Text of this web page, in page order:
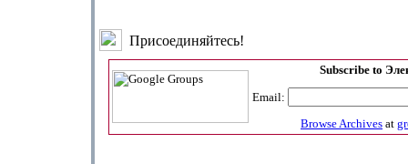
Присоединяйтесь!
Subscribe to
Email:
Browse Archives at